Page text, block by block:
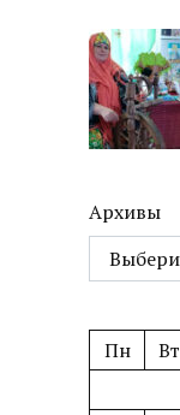
Архивы
Пн Вт